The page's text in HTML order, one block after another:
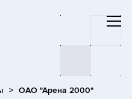
ОАО "Арена 2000"